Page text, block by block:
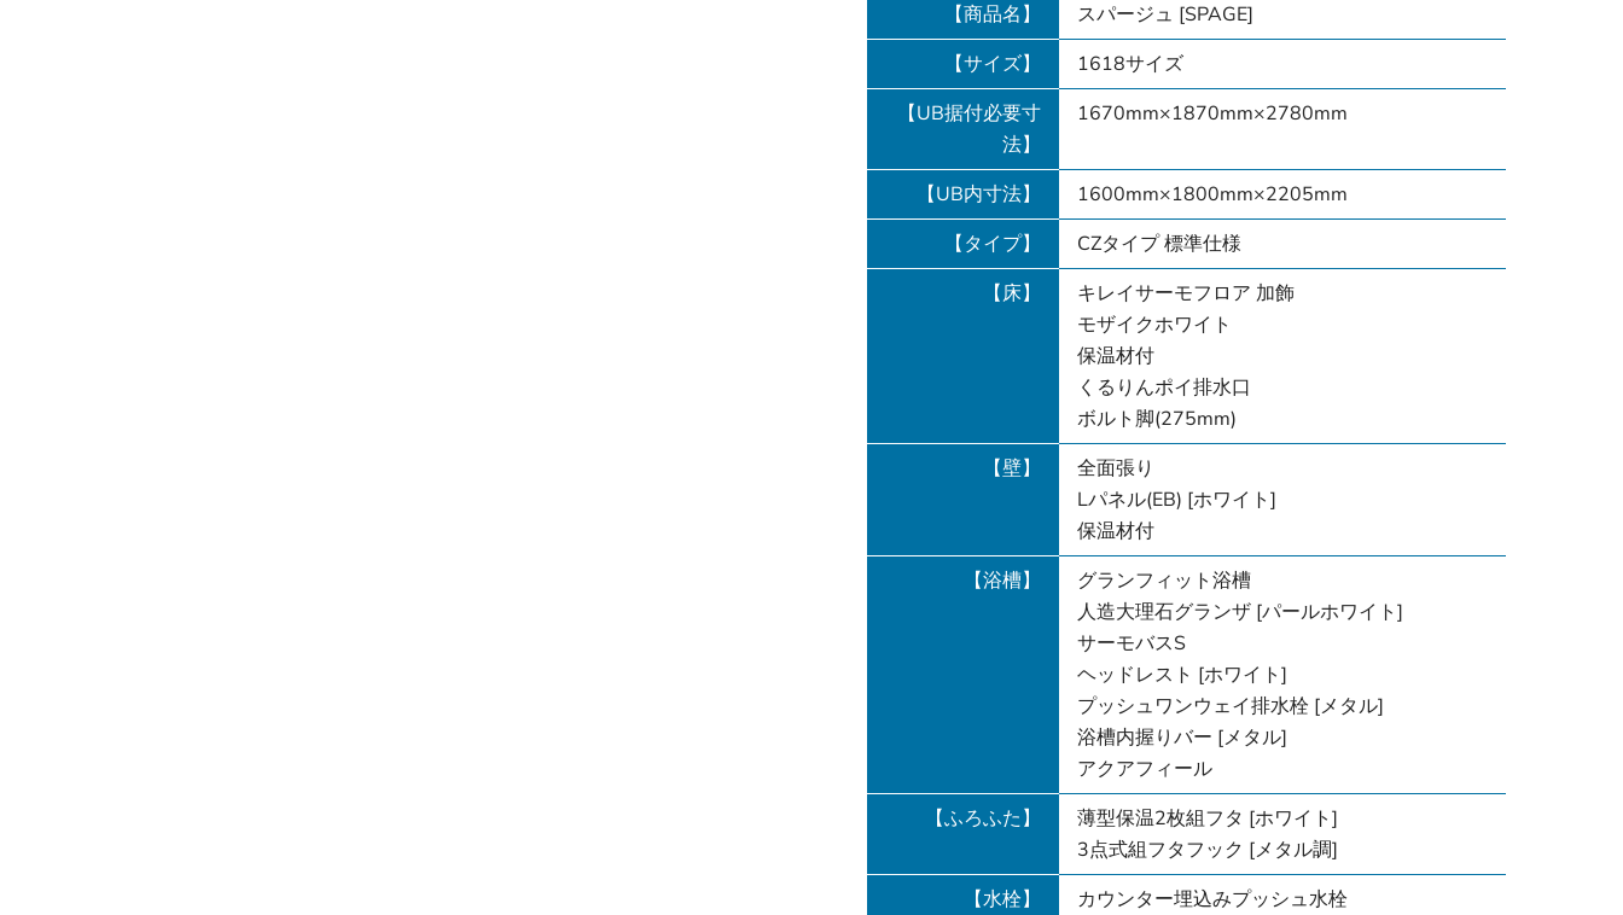
【商品名】
スパージュ [SPAGE]
【サイズ】
1618サイズ
【UB据付必要寸
法】
1670mm×1870mm×2780mm
【UB内寸法】
1600mm×1800mm×2205mm
【タイプ】
CZタイプ 標準仕様
【床】
キレイサーモフロア 加飾
モザイクホワイト
保温材付
くるりんポイ排水口
ボルト脚(275mm)
【壁】
全面張り
Lパネル(EB) [ホワイト]
保温材付
【浴槽】
グランフィット浴槽
人造大理石グランザ [パールホワイト]
サーモバスS
ヘッドレスト [ホワイト]
プッシュワンウェイ排水栓 [メタル]
浴槽内握りバー [メタル]
アクアフィール
【ふろふた】
薄型保温2枚組フタ [ホワイト]
3点式組フタフック [メタル調]
【水栓】
カウンター埋込みプッシュ水栓